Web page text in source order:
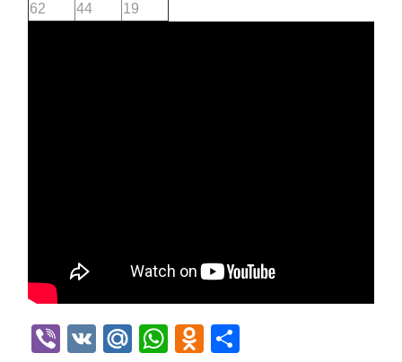
62
44 19
Viber
VK Mail.Ru
WhatsApp
Odnoklassniki